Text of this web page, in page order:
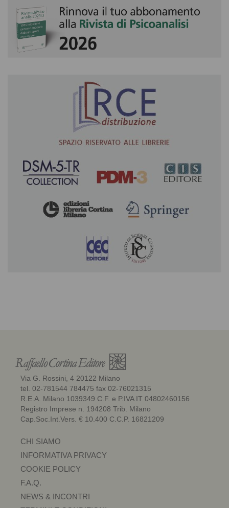
Via G. Rossini, 4 20122 Milano
tel. 02-781544 784475 fax 02-76021315
R.E.A. Milano 1039349 C.F. e P.IVA IT 04802460156
Registro Imprese n. 194208 Trib. Milano
Cap.Soc.Int.Vers. € 10.400 C.C.P. 16821209
CHI SIAMO
INFORMATIVA PRIVACY
COOKIE POLICY
F.A.Q.
NEWS & INCONTRI